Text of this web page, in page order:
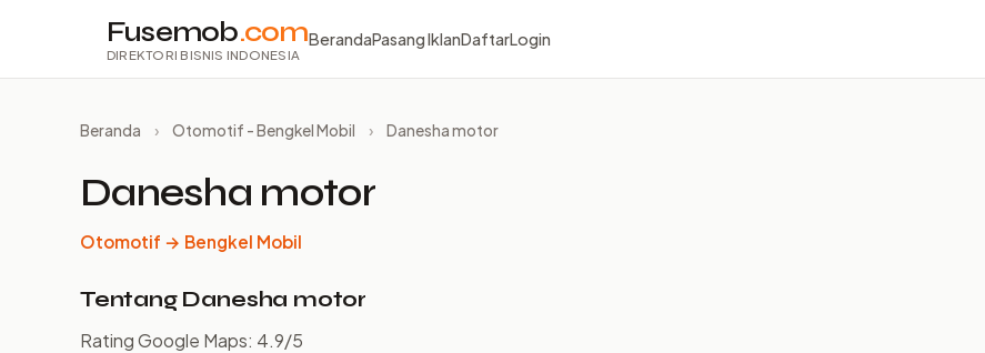
Fusemob.com
DIREKTORI BISNIS INDONESIA
BerandaPasang IklanDaftarLogin
Beranda › Otomotif - Bengkel Mobil › Danesha motor
Danesha motor
Otomotif → Bengkel Mobil
Tentang Danesha motor
Rating Google Maps: 4.9/5